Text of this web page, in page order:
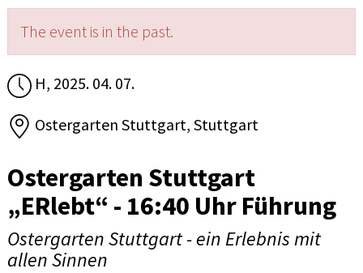
The event is in the past.
H, 2025. 04. 07.
Ostergarten Stuttgart, Stuttgart
Ostergarten Stuttgart
„ERlebt“ - 16:40 Uhr Führung
Ostergarten Stuttgart - ein Erlebnis mit
allen Sinnen